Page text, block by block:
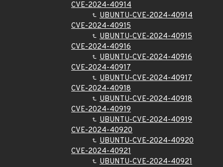
CVE-2024-40914
UBUNTU-CVE-2024-40914
CVE-2024-40915
UBUNTU-CVE-2024-40915
CVE-2024-40916
UBUNTU-CVE-2024-40916
CVE-2024-40917
UBUNTU-CVE-2024-40917
CVE-2024-40918
UBUNTU-CVE-2024-40918
CVE-2024-40919
UBUNTU-CVE-2024-40919
CVE-2024-40920
UBUNTU-CVE-2024-40920
CVE-2024-40921
UBUNTU-CVE-2024-40921